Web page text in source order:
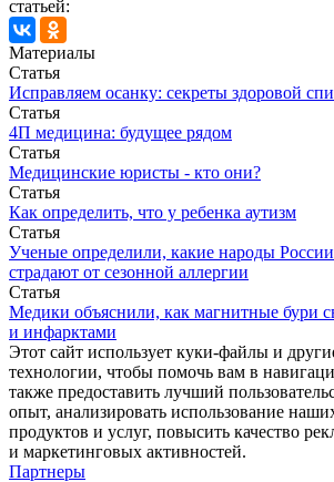
статьей:
Материалы
Статья
Исправляем осанку: секреты здоровой
Статья
4П медицина: будущее рядом
Статья
Медицинские юристы - кто они?
Статья
Как определить, что у ребенка аутизм
Статья
Ученые определили, какие народы
страдают от сезонной аллергии
Статья
Медики объяснили, как магнитные бури
и инфарктами
Этот сайт использует куки-файлы и
технологии, чтобы помочь вам в
также предоставить лучший
опыт, анализировать использование
продуктов и услуг, повысить качество
и маркетинговых активностей.
Партнеры